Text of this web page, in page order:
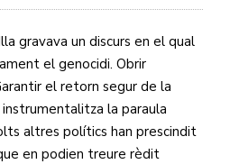
gravava un discurs en el qual
el genocidi. Obrir
el retorn segur de la
instrumentalitza la paraula
altres polítics han prescindit
en podien treure rèdit